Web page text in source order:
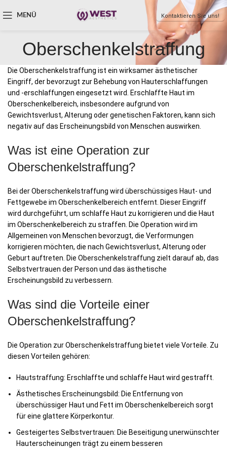
MENÜ Kontaktieren Sie uns!
Oberschenkelstraffung
Die Oberschenkelstraffung ist ein wirksamer ästhetischer
Eingriff, der bevorzugt zur Behebung von Hauterschlaffungen
und -erschlaffungen eingesetzt wird. Erschlaffte Haut im
Oberschenkelbereich, insbesondere aufgrund von
Gewichtsverlust, Alterung oder genetischen Faktoren, kann sich
negativ auf das Erscheinungsbild von Menschen auswirken.
Was ist eine Operation zur
Oberschenkelstraffung?
Bei der Oberschenkelstraffung wird überschüssiges Haut- und
Fettgewebe im Oberschenkelbereich entfernt. Dieser Eingriff
wird durchgeführt, um schlaffe Haut zu korrigieren und die Haut
im Oberschenkelbereich zu straffen. Die Operation wird im
Allgemeinen von Menschen bevorzugt, die Verformungen
korrigieren möchten, die nach Gewichtsverlust, Alterung oder
Geburt auftreten. Die Oberschenkelstraffung zielt darauf ab, das
Selbstvertrauen der Person und das ästhetische
Erscheinungsbild zu verbessern.
Was sind die Vorteile einer
Oberschenkelstraffung?
Die Operation zur Oberschenkelstraffung bietet viele Vorteile. Zu
diesen Vorteilen gehören:
Hautstraffung: Erschlaffte und schlaffe Haut wird gestrafft.
Ästhetisches Erscheinungsbild: Die Entfernung von
überschüssiger Haut und Fett im Oberschenkelbereich sorgt
für eine glattere Körperkontur.
Gesteigertes Selbstvertrauen: Die Beseitigung unerwünschter
Hauterscheinungen trägt zu einem besseren